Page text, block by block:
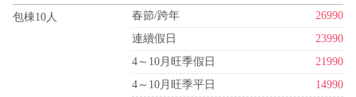
包棟10人 春節/跨年
26990
連續假日
23990
4～10月旺季假日
21990
4～10月旺季平日
14990